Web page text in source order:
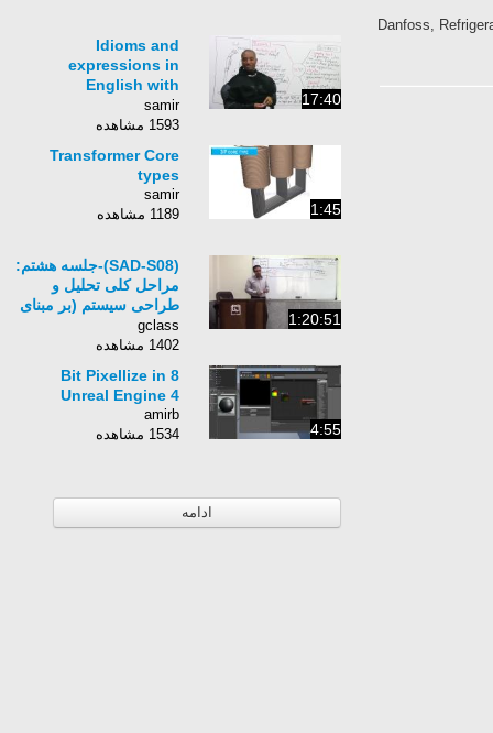
Danfoss,
17:40
Idioms and
expressions in
English with
&quot;SUIT&quot;
samir
1593 مشاهده
1:45
Transformer Core
types
samir
1189 مشاهده
1:20:51
(SAD-S08)-جلسه هشتم:
مراحل کلی تحلیل و
طراحی سیستم (بر مبنای
RUP)
gclass
1402 مشاهده
4:55
8 Bit Pixellize in
Unreal Engine 4
amirb
1534 مشاهده
ادامه